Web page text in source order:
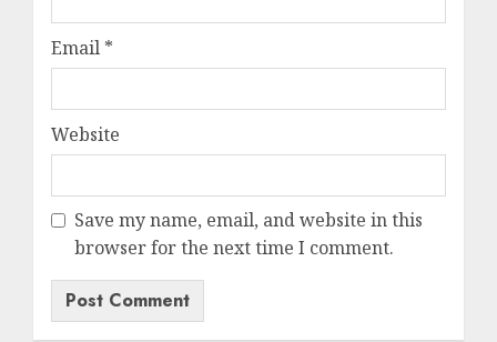
Email *
Website
Save my name, email, and website in this
browser for the next time I comment.